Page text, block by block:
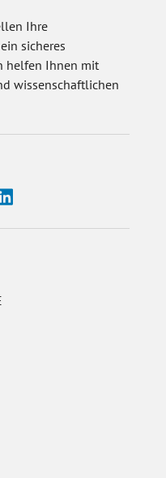
Ihre
sicheres
helfen Ihnen mit
wissenschaftlichen